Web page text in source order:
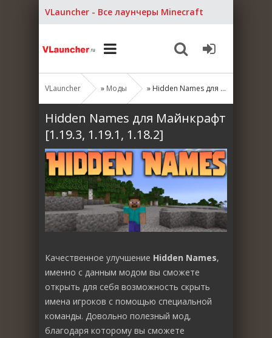
VLauncher - Все лаунчеры Minecraft
VLauncher » Моды » Hidden Names для Майнкрафт [1.19.3, 1.19.1, 1.18.2]
Hidden Names для Майнкрафт
[1.19.3, 1.19.1, 1.18.2]
Качественное улучшение Hidden Names,
именно с данным модом вы сможете
открыть для себя возможность скрыть
имена игроков с помощью специальной
команды. Довольно полезный мод,
благодаря которому вы сможете